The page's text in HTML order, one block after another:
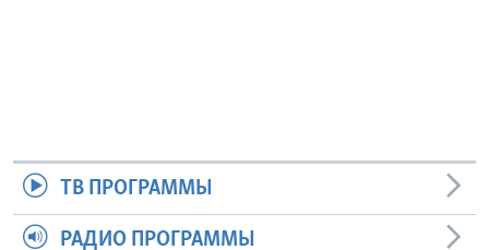
ТВ ПРОГРАММЫ
РАДИО ПРОГРАММЫ